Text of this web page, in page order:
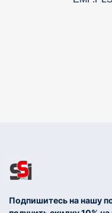
Подпишитесь на нашу